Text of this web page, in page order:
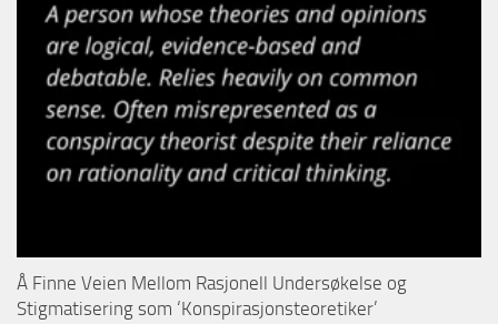
Å Finne Veien Mellom Rasjonell Undersøkelse og
Stigmatisering som ‘Konspirasjonsteoretiker’